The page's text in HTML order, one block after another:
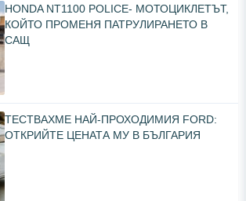
HONDA NT1100 POLICE- МОТОЦИКЛЕТЪТ,
КОЙТО ПРОМЕНЯ ПАТРУЛИРАНЕТО В
САЩ
ТЕСТВАХМЕ НАЙ-ПРОХОДИМИЯ FORD:
ОТКРИЙТЕ ЦЕНАТА МУ В БЪЛГАРИЯ